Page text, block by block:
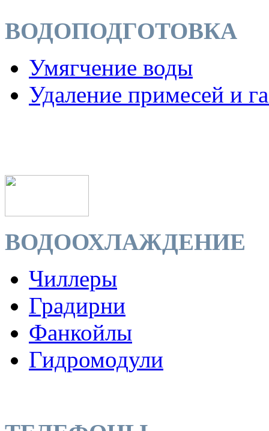
ВОДОПОДГОТОВКА
Умягчение воды
Удаление примесей и
ВОДООХЛАЖДЕНИЕ
Чиллеры
Градирни
Фанкойлы
Гидромодули